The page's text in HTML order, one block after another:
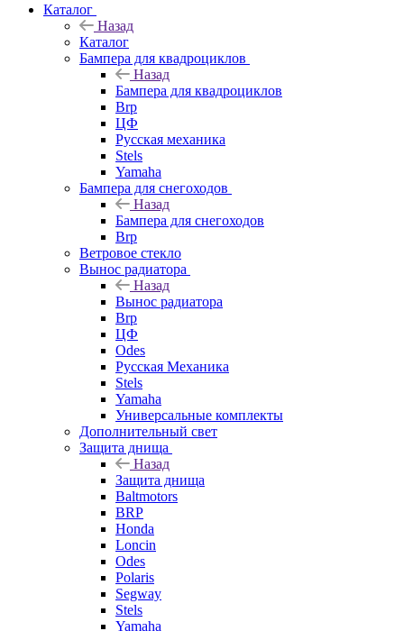
Каталог
Назад
Каталог
Бампера для квадроциклов
Назад
Бампера для квадроциклов
Brp
ЦФ
Русская механика
Stels
Yamaha
Бампера для снегоходов
Назад
Бампера для снегоходов
Brp
Ветровое стекло
Вынос радиатора
Назад
Вынос радиатора
Brp
ЦФ
Odes
Русская Механика
Stels
Yamaha
Универсальные комплекты
Дополнительный свет
Защита днища
Назад
Защита днища
Baltmotors
BRP
Honda
Loncin
Odes
Polaris
Segway
Stels
Yamaha